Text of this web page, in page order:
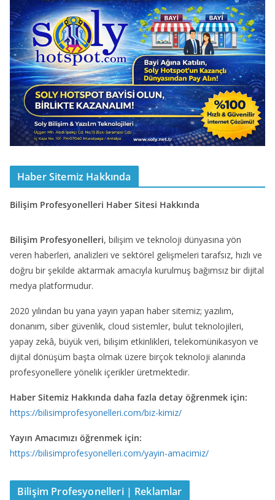
Haber Sitemiz Hakkında
Bilişim Profesyonelleri Haber Sitesi Hakkında
Bilişim Profesyonelleri, bilişim ve teknoloji dünyasına yön
veren haberleri, analizleri ve sektörel gelişmeleri tarafsız, hızlı ve
doğru bir şekilde aktarmak amacıyla kurulmuş bağımsız bir dijital
medya platformudur.
2020 yılından bu yana yayın yapan haber sitemiz; yazılım,
donanım, siber güvenlik, cloud sistemler, bulut teknolojileri,
yapay zekâ, büyük veri, bilişim etkinlikleri, telekomünikasyon ve
dijital dönüşüm başta olmak üzere birçok teknoloji alanında
profesyonellere yönelik içerikler üretmektedir.
Haber Sitemiz Hakkında daha fazla detay öğrenmek için:
https://bilisimprofesyonelleri.com/biz-kimiz/
Yayın Amacımızı öğrenmek için:
https://bilisimprofesyonelleri.com/yayin-amacimiz/
Bilişim Profesyonelleri | Reklamlar